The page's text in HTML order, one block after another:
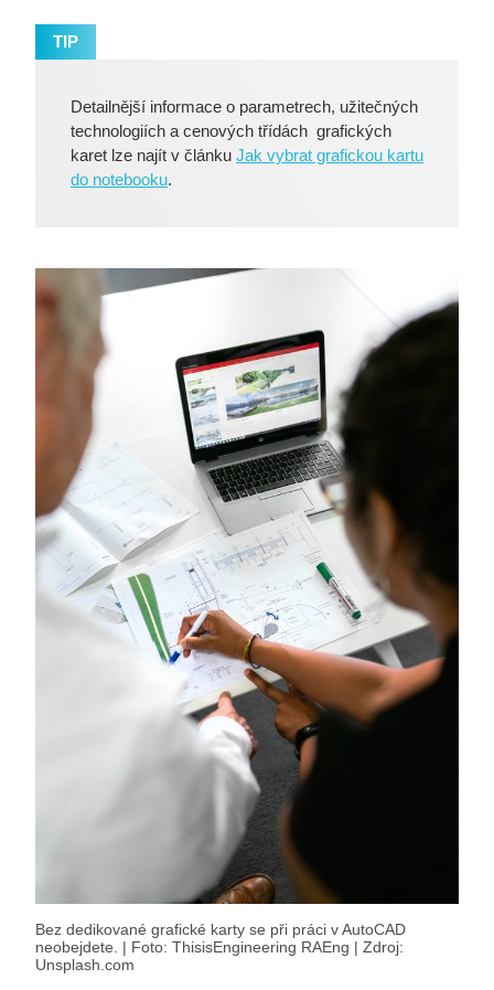
TIP
Detailnější informace o parametrech, užitečných
technologiích a cenových třídách grafických
karet lze najít v článku Jak vybrat grafickou kartu
do notebooku.
Bez dedikované grafické karty se při práci v AutoCAD
neobejdete. | Foto: ThisisEngineering RAEng | Zdroj:
Unsplash.com